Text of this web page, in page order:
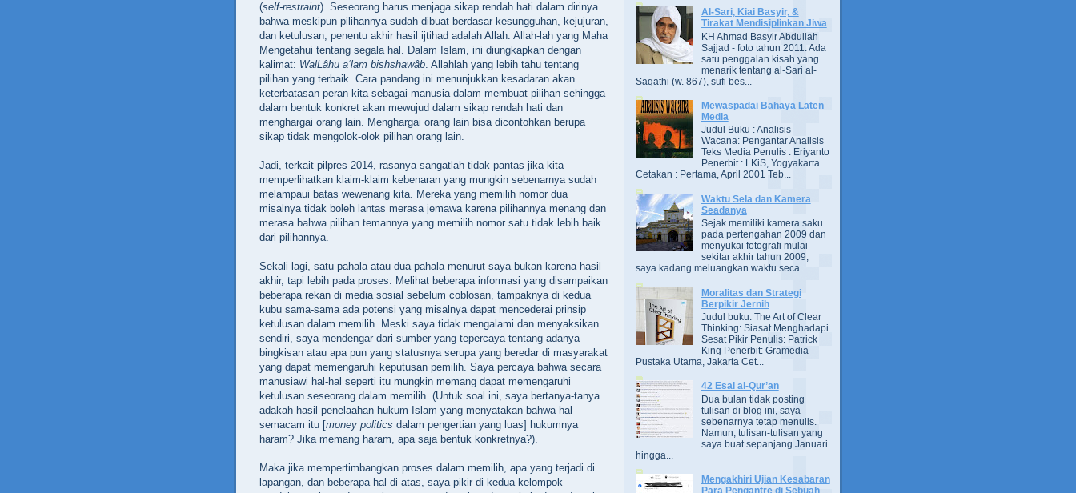
(self-restraint). Seseorang harus menjaga sikap rendah hati dalam dirinya
bahwa meskipun pilihannya sudah dibuat berdasar kesungguhan, kejujuran,
dan ketulusan, penentu akhir hasil ijtihad adalah Allah. Allah-lah yang Maha
Mengetahui tentang segala hal. Dalam Islam, ini diungkapkan dengan
kalimat: WalLâhu a‘lam bishshawâb. Allahlah yang lebih tahu tentang
pilihan yang terbaik. Cara pandang ini menunjukkan kesadaran akan
keterbatasan peran kita sebagai manusia dalam membuat pilihan sehingga
dalam bentuk konkret akan mewujud dalam sikap rendah hati dan
menghargai orang lain. Menghargai orang lain bisa dicontohkan berupa
sikap tidak mengolok-olok pilihan orang lain.
Jadi, terkait pilpres 2014, rasanya sangatlah tidak pantas jika kita
memperlihatkan klaim-klaim kebenaran yang mungkin sebenarnya sudah
melampaui batas wewenang kita. Mereka yang memilih nomor dua
misalnya tidak boleh lantas merasa jemawa karena pilihannya menang dan
merasa bahwa pilihan temannya yang memilih nomor satu tidak lebih baik
dari pilihannya.
Sekali lagi, satu pahala atau dua pahala menurut saya bukan karena hasil
akhir, tapi lebih pada proses. Melihat beberapa informasi yang disampaikan
beberapa rekan di media sosial sebelum coblosan, tampaknya di kedua
kubu sama-sama ada potensi yang misalnya dapat mencederai prinsip
ketulusan dalam memilih. Meski saya tidak mengalami dan menyaksikan
sendiri, saya mendengar dari sumber yang tepercaya tentang adanya
bingkisan atau apa pun yang statusnya serupa yang beredar di masyarakat
yang dapat memengaruhi keputusan pemilih. Saya percaya bahwa secara
manusiawi hal-hal seperti itu mungkin memang dapat memengaruhi
ketulusan seseorang dalam memilih. (Untuk soal ini, saya bertanya-tanya
adakah hasil penelaahan hukum Islam yang menyatakan bahwa hal
semacam itu [money politics dalam pengertian yang luas] hukumnya
haram? Jika memang haram, apa saja bentuk konkretnya?).
Maka jika mempertimbangkan proses dalam memilih, apa yang terjadi di
lapangan, dan beberapa hal di atas, saya pikir di kedua kelompok
Al-Sari, Kiai Basyir, &
Tirakat Mendisiplinkan Jiwa
KH Ahmad Basyir Abdullah
Sajjad - foto tahun 2011. Ada
satu penggalan kisah yang
menarik tentang al-Sari al-
Saqathi (w. 867), sufi bes...
Mewaspadai Bahaya Laten
Media
Judul Buku : Analisis
Wacana: Pengantar Analisis
Teks Media Penulis : Eriyanto
Penerbit : LKiS, Yogyakarta
Cetakan : Pertama, April 2001 Teb...
Waktu Sela dan Kamera
Seadanya
Sejak memiliki kamera saku
pada pertengahan 2009 dan
menyukai fotografi mulai
sekitar akhir tahun 2009,
saya kadang meluangkan waktu seca...
Moralitas dan Strategi
Berpikir Jernih
Judul buku: The Art of Clear
Thinking: Siasat Menghadapi
Sesat Pikir Penulis: Patrick
King Penerbit: Gramedia
Pustaka Utama, Jakarta Cet...
42 Esai al-Qur’an
Dua bulan tidak posting
tulisan di blog ini, saya
sebenarnya tetap menulis.
Namun, tulisan-tulisan yang
saya buat sepanjang Januari
hingga...
Mengakhiri Ujian Kesabaran
Para Pengantre di Sebuah